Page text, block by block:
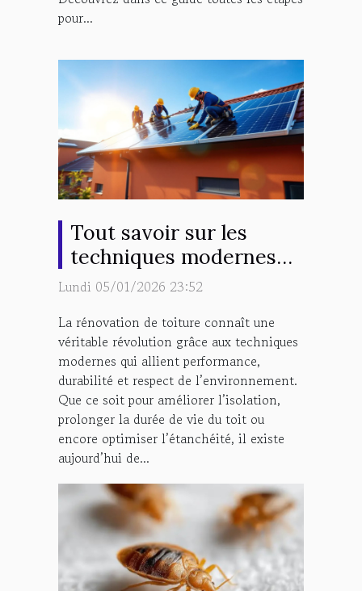
pour...
Tout savoir sur les
techniques modernes
de rénovation de
Lundi 05/01/2026 23:52
La rénovation de toiture connaît une
véritable révolution grâce aux techniques
modernes qui allient performance,
durabilité et respect de l’environnement.
Que ce soit pour améliorer l’isolation,
prolonger la durée de vie du toit ou
encore optimiser l’étanchéité, il existe
aujourd’hui de...